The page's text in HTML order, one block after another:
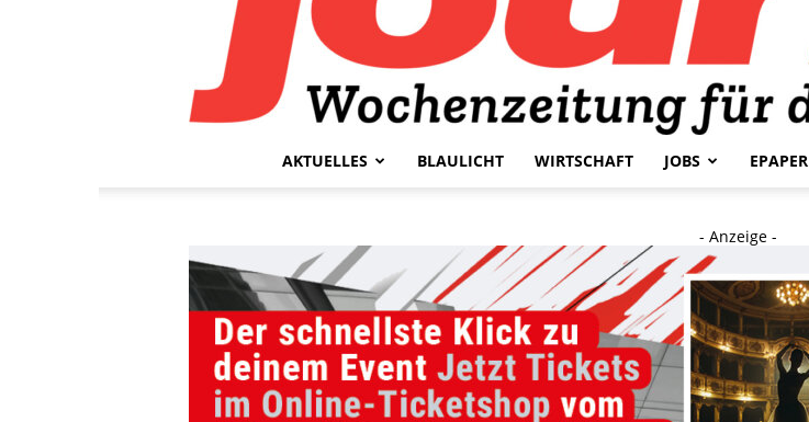
Journal
AKTUELLES BLAULICHT WIRTSCHAFT JOBS EPAPER
- Anzeige -